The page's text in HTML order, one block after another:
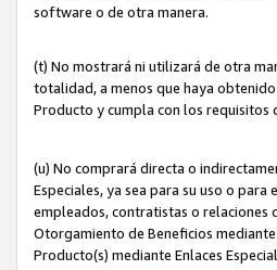
software o de otra manera.
(t) No mostrará ni utilizará de otra
totalidad, a menos que haya
Producto y cumpla con los requisitos
(u) No comprará directa o
Especiales, ya sea para su uso o
empleados, contratistas o relaciones
Otorgamiento de Beneficios
Producto(s) mediante Enlaces